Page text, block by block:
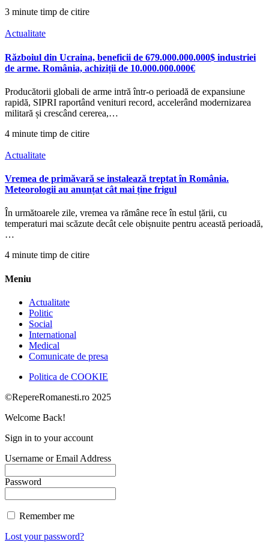
3 minute timp de citire
Actualitate
Războiul din Ucraina, beneficii de 679.000.000.000$ industriei
de arme. România, achiziții de 10.000.000.000€
Producătorii globali de arme intră într-o perioadă de expansiune
rapidă, SIPRI raportând venituri record, accelerând modernizarea
militară și crescând cererea,…
4 minute timp de citire
Actualitate
Vremea de primăvară se instalează treptat în România.
Meteorologii au anunțat cât mai ține frigul
În următoarele zile, vremea va rămâne rece în estul țării, cu
temperaturi mai scăzute decât cele obișnuite pentru această perioadă,
…
4 minute timp de citire
Meniu
Actualitate
Politic
Social
International
Medical
Comunicate de presa
Politica de COOKIE
©RepereRomanesti.ro 2025
Welcome Back!
Sign in to your account
Username or Email Address
Password
Remember me
Lost your password?